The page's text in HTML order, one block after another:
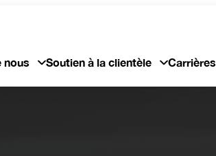
nous Soutien à la clientèle Carrières